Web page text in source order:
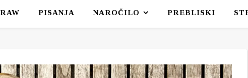
RAW PISANJA NAROČILO PREBLISKI